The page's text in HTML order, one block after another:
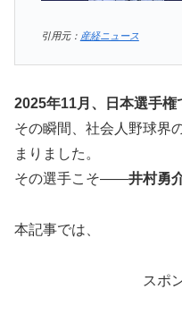
引用元： 産経ニュース
2025年11月、日本選手権
その瞬間、社会人野球界
まりました。
その選手こそ――井村勇
本記事では、
スポ